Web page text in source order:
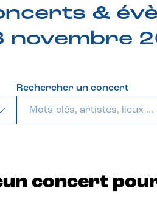
&
novembre
Rechercher un concert
concert